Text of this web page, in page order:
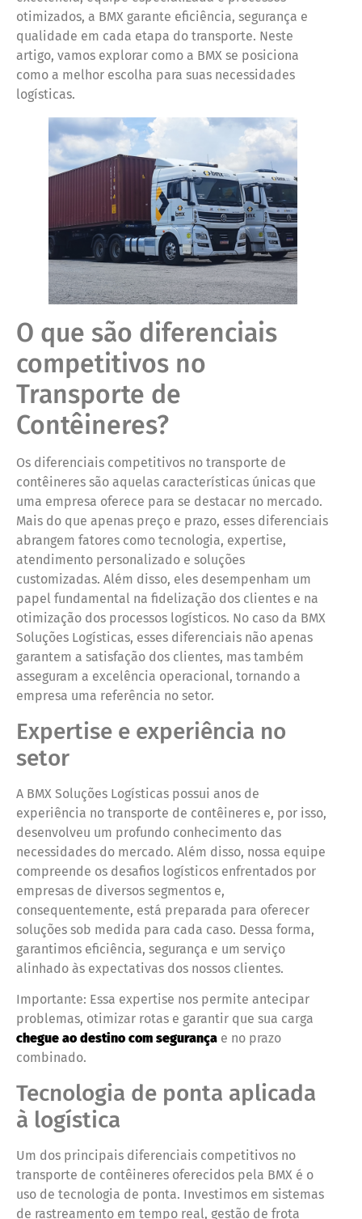
otimizados, a BMX garante eficiência, segurança e
qualidade em cada etapa do transporte. Neste
artigo, vamos explorar como a BMX se posiciona
como a melhor escolha para suas necessidades
logísticas.
O que são diferenciais
competitivos no
Transporte de
Contêineres?
Os diferenciais competitivos no transporte de
contêineres são aquelas características únicas que
uma empresa oferece para se destacar no mercado.
Mais do que apenas preço e prazo, esses diferenciais
abrangem fatores como tecnologia, expertise,
atendimento personalizado e soluções
customizadas. Além disso, eles desempenham um
papel fundamental na fidelização dos clientes e na
otimização dos processos logísticos. No caso da BMX
Soluções Logísticas, esses diferenciais não apenas
garantem a satisfação dos clientes, mas também
asseguram a excelência operacional, tornando a
empresa uma referência no setor.
Expertise e experiência no
setor
A BMX Soluções Logísticas possui anos de
experiência no transporte de contêineres e, por isso,
desenvolveu um profundo conhecimento das
necessidades do mercado. Além disso, nossa equipe
compreende os desafios logísticos enfrentados por
empresas de diversos segmentos e,
consequentemente, está preparada para oferecer
soluções sob medida para cada caso. Dessa forma,
garantimos eficiência, segurança e um serviço
alinhado às expectativas dos nossos clientes.
Importante: Essa expertise nos permite antecipar
problemas, otimizar rotas e garantir que sua carga
chegue ao destino com segurança e no prazo
combinado.
Tecnologia de ponta aplicada
à logística
Um dos principais diferenciais competitivos no
transporte de contêineres oferecidos pela BMX é o
uso de tecnologia de ponta. Investimos em sistemas
de rastreamento em tempo real, gestão de frota